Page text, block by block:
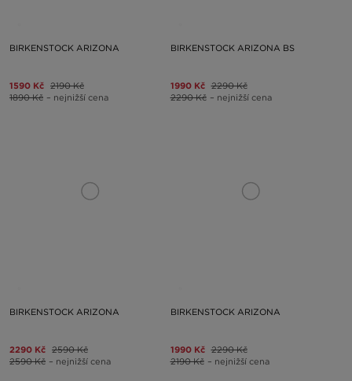
BIRKENSTOCK ARIZONA
1590 Kč 2190 Kč
1890 Kč – nejnižší cena
BIRKENSTOCK ARIZONA BS
1990 Kč 2290 Kč
2290 Kč – nejnižší cena
BIRKENSTOCK ARIZONA
2290 Kč 2590 Kč
2590 Kč – nejnižší cena
BIRKENSTOCK ARIZONA
1990 Kč 2290 Kč
2190 Kč – nejnižší cena